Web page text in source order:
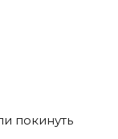
покинуть